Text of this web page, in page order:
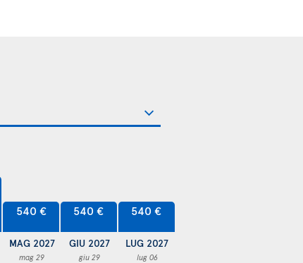
540 €
MAG 2027
mag 29
540 €
GIU 2027
giu 29
540 €
LUG 2027
lug 06